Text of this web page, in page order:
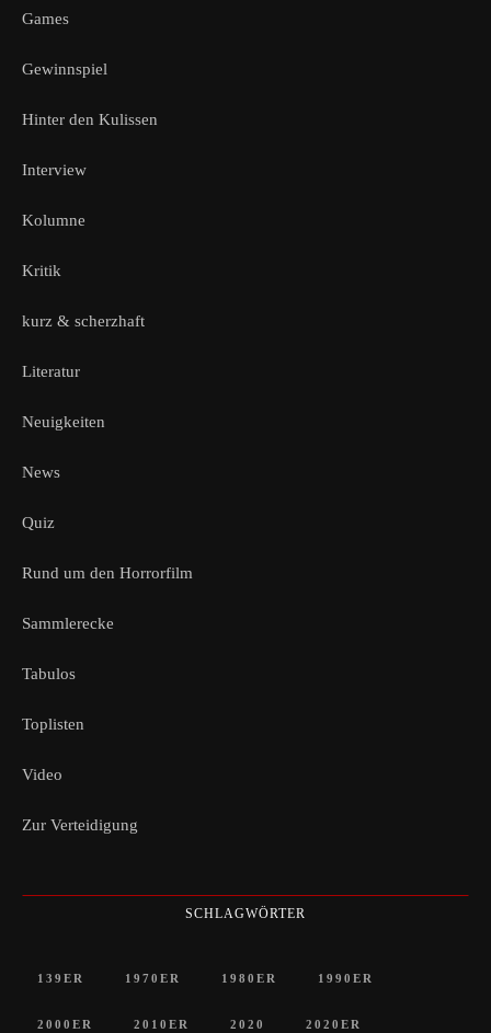
Games
Gewinnspiel
Hinter den Kulissen
Interview
Kolumne
Kritik
kurz & scherzhaft
Literatur
Neuigkeiten
News
Quiz
Rund um den Horrorfilm
Sammlerecke
Tabulos
Toplisten
Video
Zur Verteidigung
SCHLAGWÖRTER
139ER 1970ER 1980ER 1990ER
2000ER 2010ER 2020 2020ER